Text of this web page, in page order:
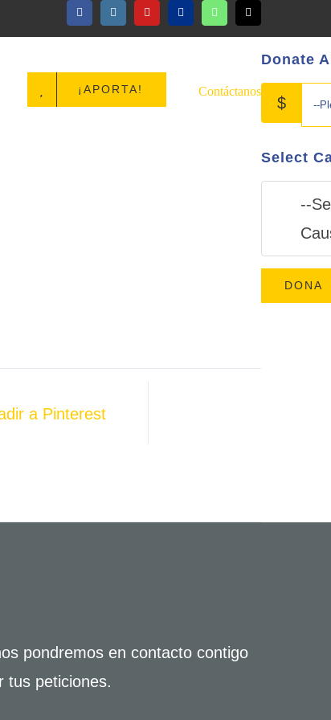
¡APORTA! Contáctanos
Donate
Select
--
DONA
a Pinterest
pondremos en contacto contigo
tus peticiones.